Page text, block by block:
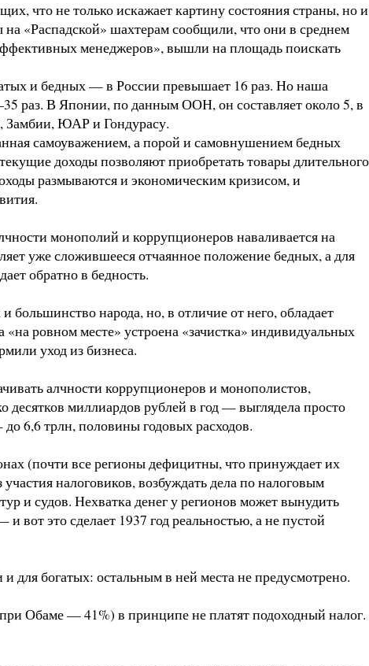
что не только искажает картину состояния страны, но и
«Распадской» шахтерам сообщили, что они в среднем
менеджеров», вышли на площадь поискать
и бедных — в России превышает 16 раз. Но наша
раз. В Японии, по данным ООН, он составляет около 5, в
Замбии, ЮАР и Гондурасу.
самоуважением, а порой и самовнушением бедных
доходы позволяют приобретать товары длительного
размываются и экономическим кризисом, и
монополий и коррупционеров наваливается на
уже сложившееся отчаянное положение бедных, а для
обратно в бедность.
народа, но, в отличие от него, обладает
ровном месте» устроена «зачистка» индивидуальных
уход из бизнеса.
алчности коррупционеров и монополистов,
миллиардов рублей в год — выглядела просто
6,6 трлн, половины годовых расходов.
(почти все регионы дефицитны, что принуждает их
налоговиков, возбуждать дела по налоговым
и судов. Нехватка денег у регионов может вынудить
вот это сделает 1937 год реальностью, а не пустой
богатых: остальным в ней места не предусмотрено.
Обаме — 41%) в принципе не платят подоходный